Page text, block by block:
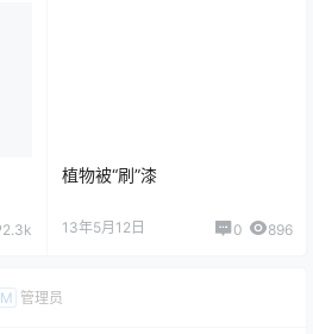
2.3k
植物被“刷”漆
13年5月12日 0 896
M 管理员